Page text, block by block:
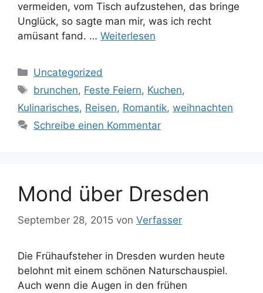
vermeiden, vom Tisch aufzustehen, das bringe
Unglück, so sagte man mir, was ich recht
amüsant fand. … Weiterlesen
Kategorien
Uncategorized
Schlagwörter
brunchen, Feste Feiern, Kuchen,
Kulinarisches, Reisen, Romantik, weihnachten
Schreibe einen Kommentar
Mond über Dresden
September 28, 2015 von Verfasser
Die Frühaufsteher in Dresden wurden heute
belohnt mit einem schönen Naturschauspiel.
Auch wenn die Augen in den frühen